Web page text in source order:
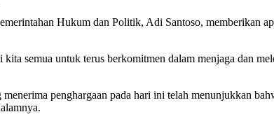
Hukum dan Politik, Adi Santoso, memberikan
semua untuk terus berkomitmen dalam menjaga dan
penghargaan pada hari ini telah menunjukkan